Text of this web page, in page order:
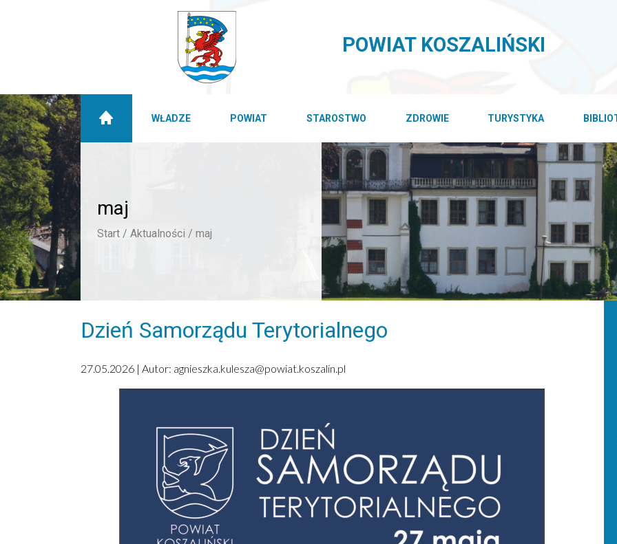
POWIAT KOSZALIŃSKI
WŁADZE POWIAT STAROSTWO ZDROWIE TURYSTYKA
maj
Start / Aktualności / maj
Dzień Samorządu Terytorialnego
27.05.2026 | Autor: agnieszka.kulesza@powiat.koszalin.pl